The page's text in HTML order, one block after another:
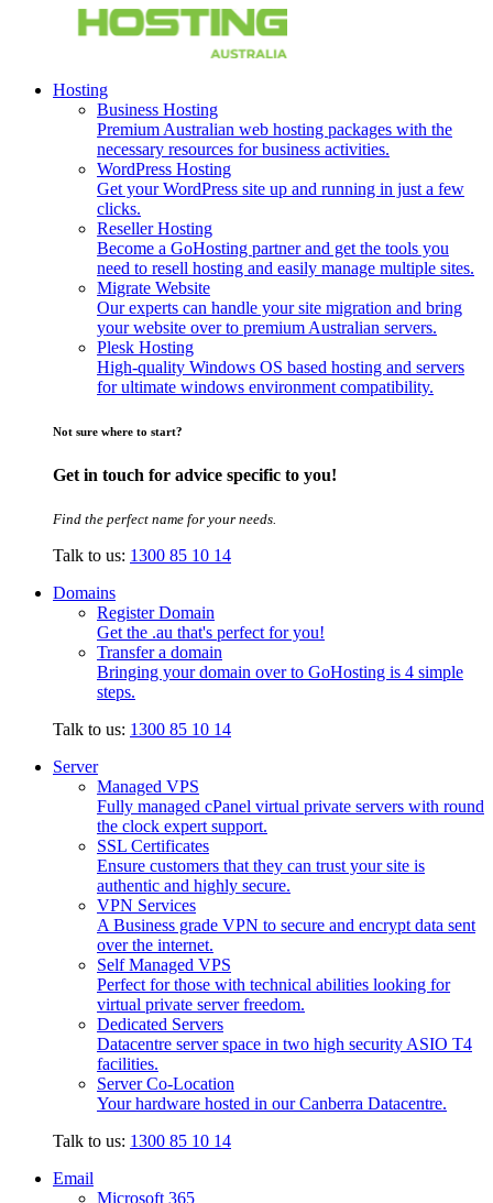
Hosting
Business Hosting
Premium Australian web hosting packages with the
necessary resources for business activities.
WordPress Hosting
Get your WordPress site up and running in just a few
clicks.
Reseller Hosting
Become a GoHosting partner and get the tools you
need to resell hosting and easily manage multiple sites.
Migrate Website
Our experts can handle your site migration and bring
your website over to premium Australian servers.
Plesk Hosting
High-quality Windows OS based hosting and servers
for ultimate windows environment compatibility.
Not sure where to start?
Get in touch for advice specific to you!
Find the perfect name for your needs.
Talk to us: 1300 85 10 14
Domains
Register Domain
Get the .au that's perfect for you!
Transfer a domain
Bringing your domain over to GoHosting is 4 simple
steps.
Talk to us: 1300 85 10 14
Server
Managed VPS
Fully managed cPanel virtual private servers with round
the clock expert support.
SSL Certificates
Ensure customers that they can trust your site is
authentic and highly secure.
VPN Services
A Business grade VPN to secure and encrypt data sent
over the internet.
Self Managed VPS
Perfect for those with technical abilities looking for
virtual private server freedom.
Dedicated Servers
Datacentre server space in two high security ASIO T4
facilities.
Server Co-Location
Your hardware hosted in our Canberra Datacentre.
Talk to us: 1300 85 10 14
Email
Microsoft 365